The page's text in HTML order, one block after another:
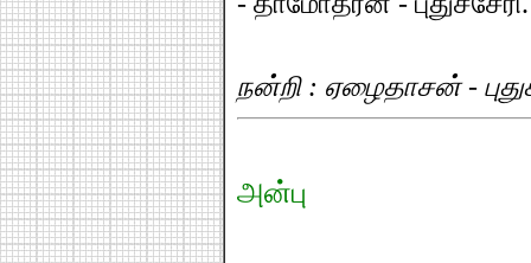
நன்றி : ஏழைதாசன் -
அன்பு